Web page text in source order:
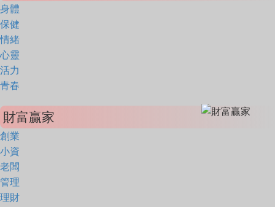
身體
保健
情緒
心靈
活力
青春
財富贏家
創業
小資
老闆
管理
理財